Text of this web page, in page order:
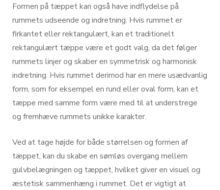
Formen på tæppet kan også have indflydelse på
rummets udseende og indretning. Hvis rummet er
firkantet eller rektangulært, kan et traditionelt
rektangulært tæppe være et godt valg, da det følger
rummets linjer og skaber en symmetrisk og harmonisk
indretning. Hvis rummet derimod har en mere usædvanlig
form, som for eksempel en rund eller oval form, kan et
tæppe med samme form være med til at understrege
og fremhæve rummets unikke karakter.
Ved at tage højde for både størrelsen og formen af
tæppet, kan du skabe en sømløs overgang mellem
gulvbelægningen og tæppet, hvilket giver en visuel og
æstetisk sammenhæng i rummet. Det er vigtigt at